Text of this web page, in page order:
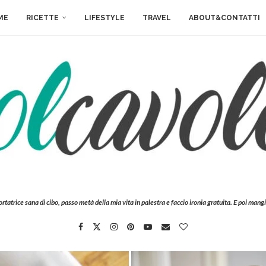
RICETTE LIFESTYLE TRAVEL ABOUT&CONTATTI
sana di cibo, passo metà della mia vita in palestra e faccio ironia gratuita. E poi